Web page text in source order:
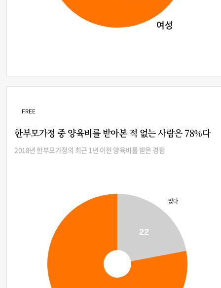
여성
FREE
한부모가정 중 양육비를 받아본 적 없는 사람은 78%다
2018년 한부모가정의 최근 1년 이전 양육비를 받은 경험
있다
22